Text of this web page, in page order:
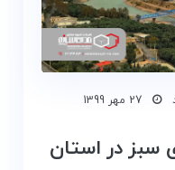
27 مهر 1399
سبز در استان